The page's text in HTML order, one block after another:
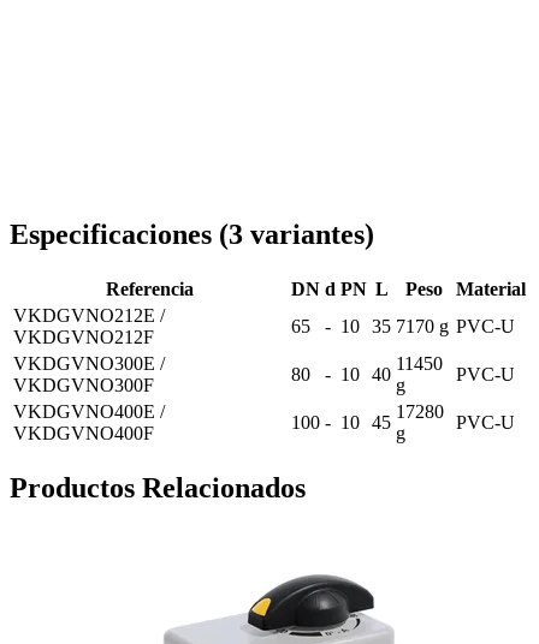
Especificaciones (3 variantes)
Referencia DN d PN L Peso
Material
VKDGVNO212E /
VKDGVNO212F
65 - 10 35 7170 g PVC-U
VKDGVNO300E /
VKDGVNO300F
80 - 10 40
11450
g
PVC-U
VKDGVNO400E /
VKDGVNO400F
100 - 10 45
17280
g
PVC-U
Productos Relacionados